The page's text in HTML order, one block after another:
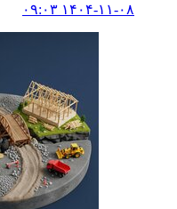
۱۴۰۴-۱۱-۰۸ ۰۹:۰۳